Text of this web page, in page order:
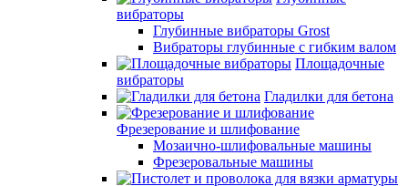
вибраторы
Глубинные вибраторы Grost
Вибраторы глубинные с гибким валом
Площадочные
вибраторы
Гладилки для бетона
Фрезерование и шлифование
Мозаично-шлифовальные машины
Фрезеровальные машины